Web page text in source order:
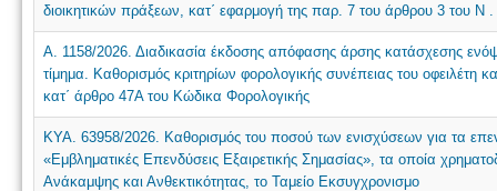
διοικητικών πράξεων, κατ΄ εφαρμογή της παρ. 7 του άρθρου 3 του N
Α. 1158/2026. Διαδικασία έκδοσης απόφασης άρσης κατάσχεσης
τίμημα. Καθορισμός κριτηρίων φορολογικής συνέπειας του οφειλέτη
κατ΄ άρθρο 47Α του Κώδικα Φορολογικής
ΚΥΑ. 63958/2026. Καθορισμός του ποσού των ενισχύσεων για τα
«Εμβληματικές Επενδύσεις Εξαιρετικής Σημασίας», τα οποία
Ανάκαμψης και Ανθεκτικότητας, το Ταμείο Εκσυγχρονισμο